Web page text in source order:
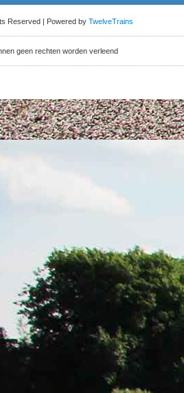
Reserved | Powered by TwelveTrains
geen rechten worden verleend